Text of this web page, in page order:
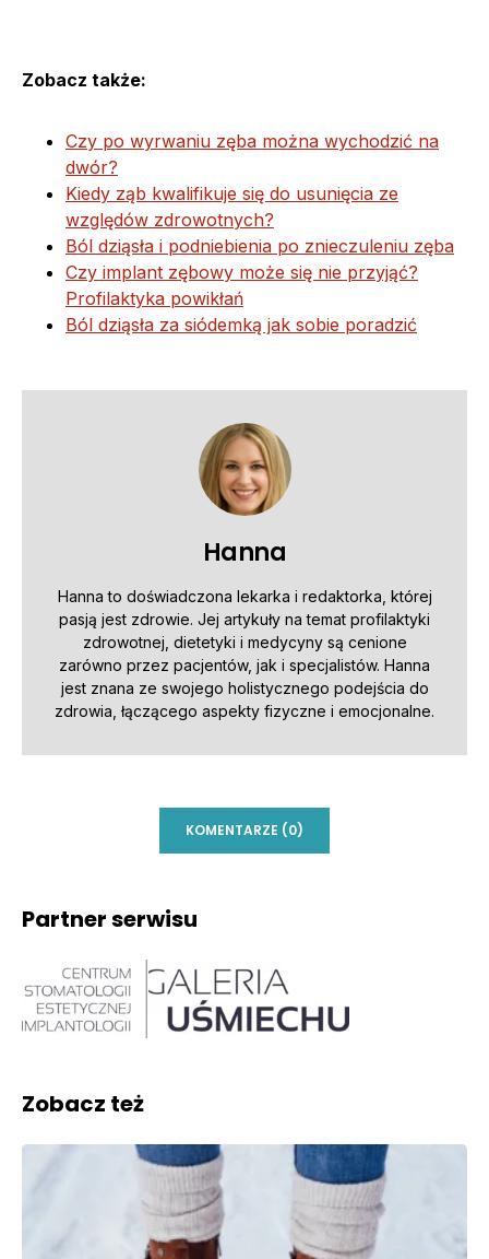
Zobacz także:
Czy po wyrwaniu zęba można wychodzić na
dwór?
Kiedy ząb kwalifikuje się do usunięcia ze
względów zdrowotnych?
Ból dziąsła i podniebienia po znieczuleniu zęba
Czy implant zębowy może się nie przyjąć?
Profilaktyka powikłań
Ból dziąsła za siódemką jak sobie poradzić
Hanna
Hanna to doświadczona lekarka i redaktorka, której
pasją jest zdrowie. Jej artykuły na temat profilaktyki
zdrowotnej, dietetyki i medycyny są cenione
zarówno przez pacjentów, jak i specjalistów. Hanna
jest znana ze swojego holistycznego podejścia do
zdrowia, łączącego aspekty fizyczne i emocjonalne.
KOMENTARZE (0)
Partner serwisu
Zobacz też